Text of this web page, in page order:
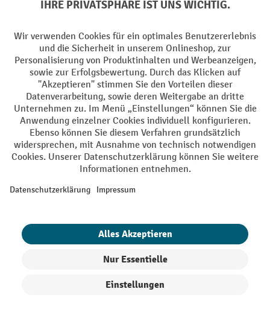
Sicherer Datenschutz
Persönliche Kaufberatung
Käuferschutz - Trusted Shops
Zahlungsarten
Creditcard (Master)Creditcard (Visa)
PayPal
Facebook
YouTube
LinkedIn
Instagram
Rücknahme-Services